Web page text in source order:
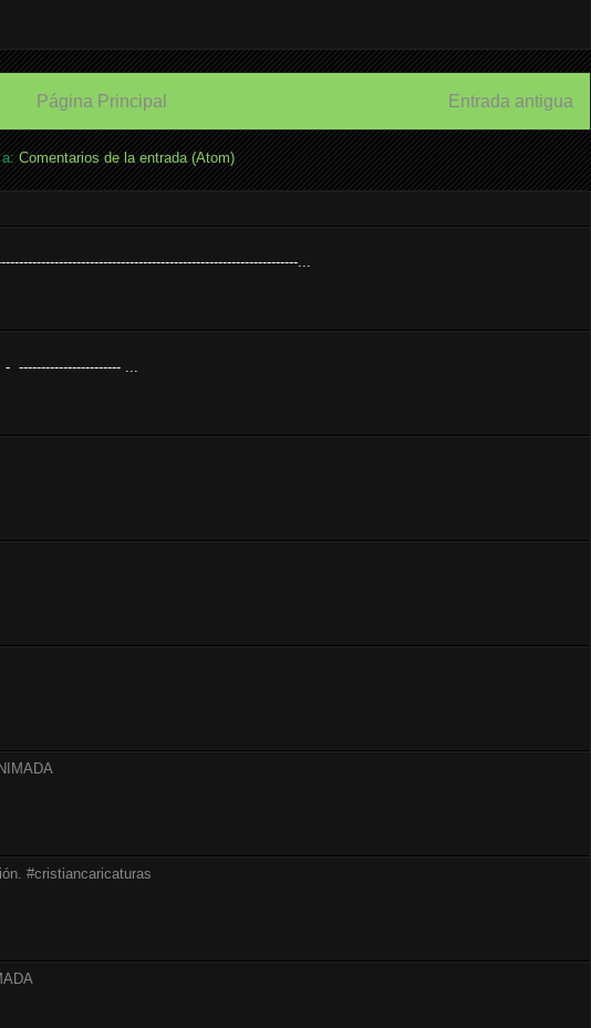
Entrada antigua
Página Principal
a:Comentarios de la entrada (Atom)
...
----------------------- ...
#cristiancaricaturas